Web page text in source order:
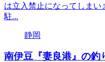
は立入禁止になってしまい
駐...
静岡
南伊豆『妻良港』の釣